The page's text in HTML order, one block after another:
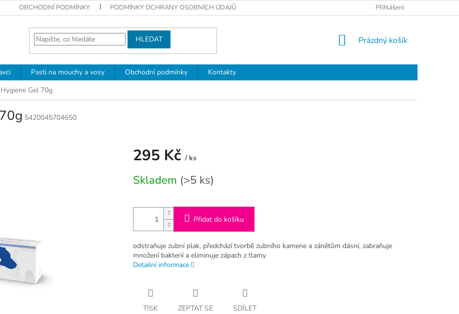
OBCHODNÍ PODMÍNKY PODMÍNKY OCHRANY OSOBNÍCH ÚDAJŮ Přihlášení
HLEDAT
NÁKUPNÍ
Prázdný košík
Pasti na mouchy a vosy Obchodní podmínky
Kontakty
Gel 70g
5420045704650
295 Kč / ks
cena:
Skladem (>5 ks)
Přidat do košíku
odstraňuje zubní plak, předchází tvorbě zubního kamene a zánětům dásní, zabraňuje
množení bakterií a eliminuje zápach z tlamy
Detailní informace
TISK ZEPTAT SE SDÍLET